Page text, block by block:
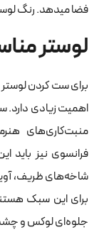
فضا میدهد. رنگ
لوستر
برای ست کردن
اهمیت زیادی دارد.
منبت‌کاری‌های
فرانسوی نیز باید
شاخه‌های ظریف،
برای این سبک
جلوه‌ای لوکس و